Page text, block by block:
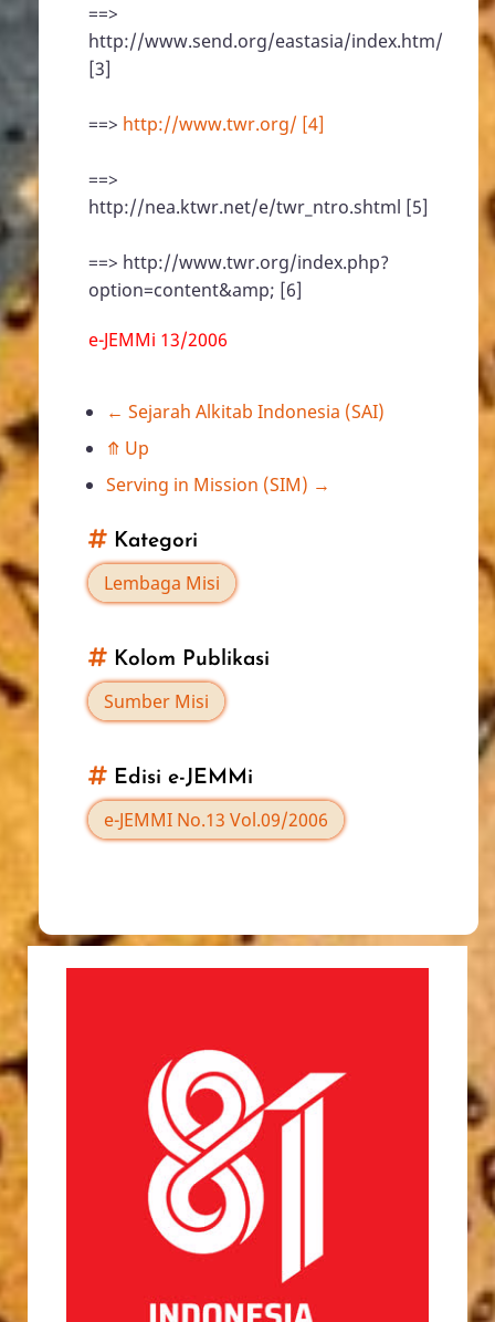
==>
http://www.send.org/eastasia/index.htm/
[3]
==> http://www.twr.org/ [4]
==>
http://nea.ktwr.net/e/twr_ntro.shtml [5]
==> http://www.twr.org/index.php?
option=content&amp; [6]
e-JEMMi 13/2006
Book
traversal
links
for
Internasional
← Sejarah Alkitab Indonesia (SAI)
⤊ Up
Serving in Mission (SIM) →
Kategori
Lembaga Misi
Kolom Publikasi
Sumber Misi
Edisi e-JEMMi
e-JEMMI No.13 Vol.09/2006